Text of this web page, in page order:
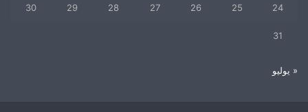
24
25
26
27
28
29
30
31
« يوليو